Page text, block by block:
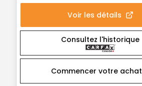
Voir les détails
Consultez l'historique
Commencer votre achat